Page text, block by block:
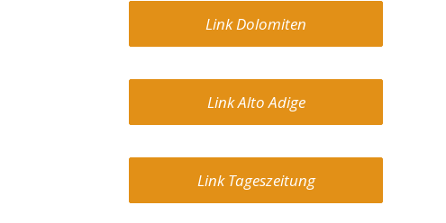
Link Dolomiten
Link Alto Adige
Link Tageszeitung